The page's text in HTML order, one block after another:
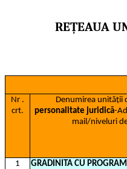
REȚEAUA
Nr .
crt.
Denumirea unității
personalitate juridică-
mail/niveluri
1
GRADINITA CU